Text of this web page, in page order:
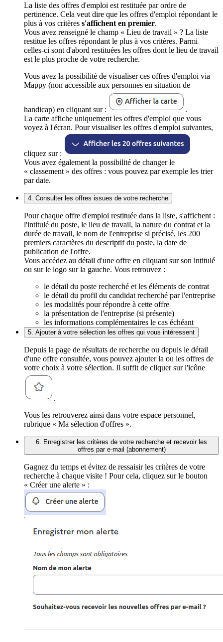
La liste des offres d'emploi est restituée par ordre de
pertinence. Cela veut dire que les offres d'emploi répondant le
plus à vos critères s'affichent en premier.
Vous avez renseigné le champ « Lieu de travail » ? La liste
restitue les offres répondant le plus à vos critères. Parmi
celles-ci sont d'abord restituées les offres dont le lieu de travail
est le plus proche de votre recherche.
Vous avez la possibilité de visualiser ces offres d'emploi via
Mappy (non accessible aux personnes en situation de
handicap) en cliquant sur :
.
La carte affiche uniquement les offres d'emploi que vous
voyez à l'écran. Pour visualiser les offres d'emploi suivantes,
cliquez sur :
Vous avez également la possibilité de changer le
« classement » des offres : vous pouvez par exemple les trier
par date.
4. Consulter les offres issues de votre recherche
Pour chaque offre d'emploi restituée dans la liste, s'affichent :
l'intitulé du poste, le lieu de travail, la nature du contrat et la
durée de travail, le nom de l'entreprise si précisé, les 200
premiers caractères du descriptif du poste, la date de
publication de l'offre.
Vous accédez au détail d'une offre en cliquant sur son intitulé
ou sur le logo sur la gauche. Vous retrouvez :
le détail du poste recherché et les éléments de contrat
le détail du profil du candidat recherché par l'entreprise
les modalités pour répondre à cette offre
la présentation de l'entreprise (si présente)
les informations complémentaires le cas échéant
5. Ajouter à votre sélection les offres qui vous intéressent
Depuis la page de résultats de recherche ou depuis le détail
d'une offre consultée, vous pouvez ajouter la ou les offres de
votre choix à votre sélection. Il suffit de cliquer sur l'icône
.
Vous les retrouverez ainsi dans votre espace personnel,
rubrique « Ma sélection d'offres ».
6. Enregistrer les critères de votre recherche et recevoir les
offres par e-mail (abonnement)
Gagnez du temps et évitez de ressaisir les critères de votre
recherche à chaque visite ! Pour cela, cliquez sur le bouton
« Créer une alerte » :